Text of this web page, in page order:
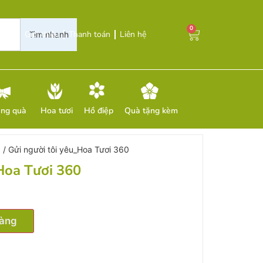
Tìm nhanh
Giới thiệu Thanh toán Liên hệ
0
quà Hoa tươi Hồ điệp Quà tặng kèm
/ Gửi người tôi yêu_Hoa Tươi 360
Tươi 360